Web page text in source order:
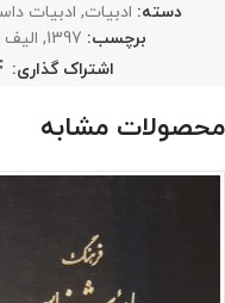
دسته: ادبیات, ادبیات
برچسب: 1397
,
اشتراک گذاری:
محصولات مشابه